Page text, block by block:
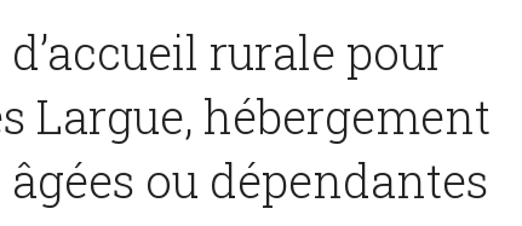
rurale pour
Largue, hébergement
ou dépendantes